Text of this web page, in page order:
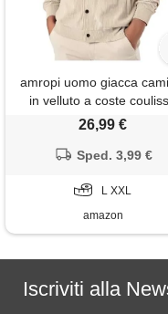
amropi uomo giacca
in velluto a coste
casual bottoni camicie
26,99 €
Sped. 3,99 €
L XXL
amazon
Iscriviti alla